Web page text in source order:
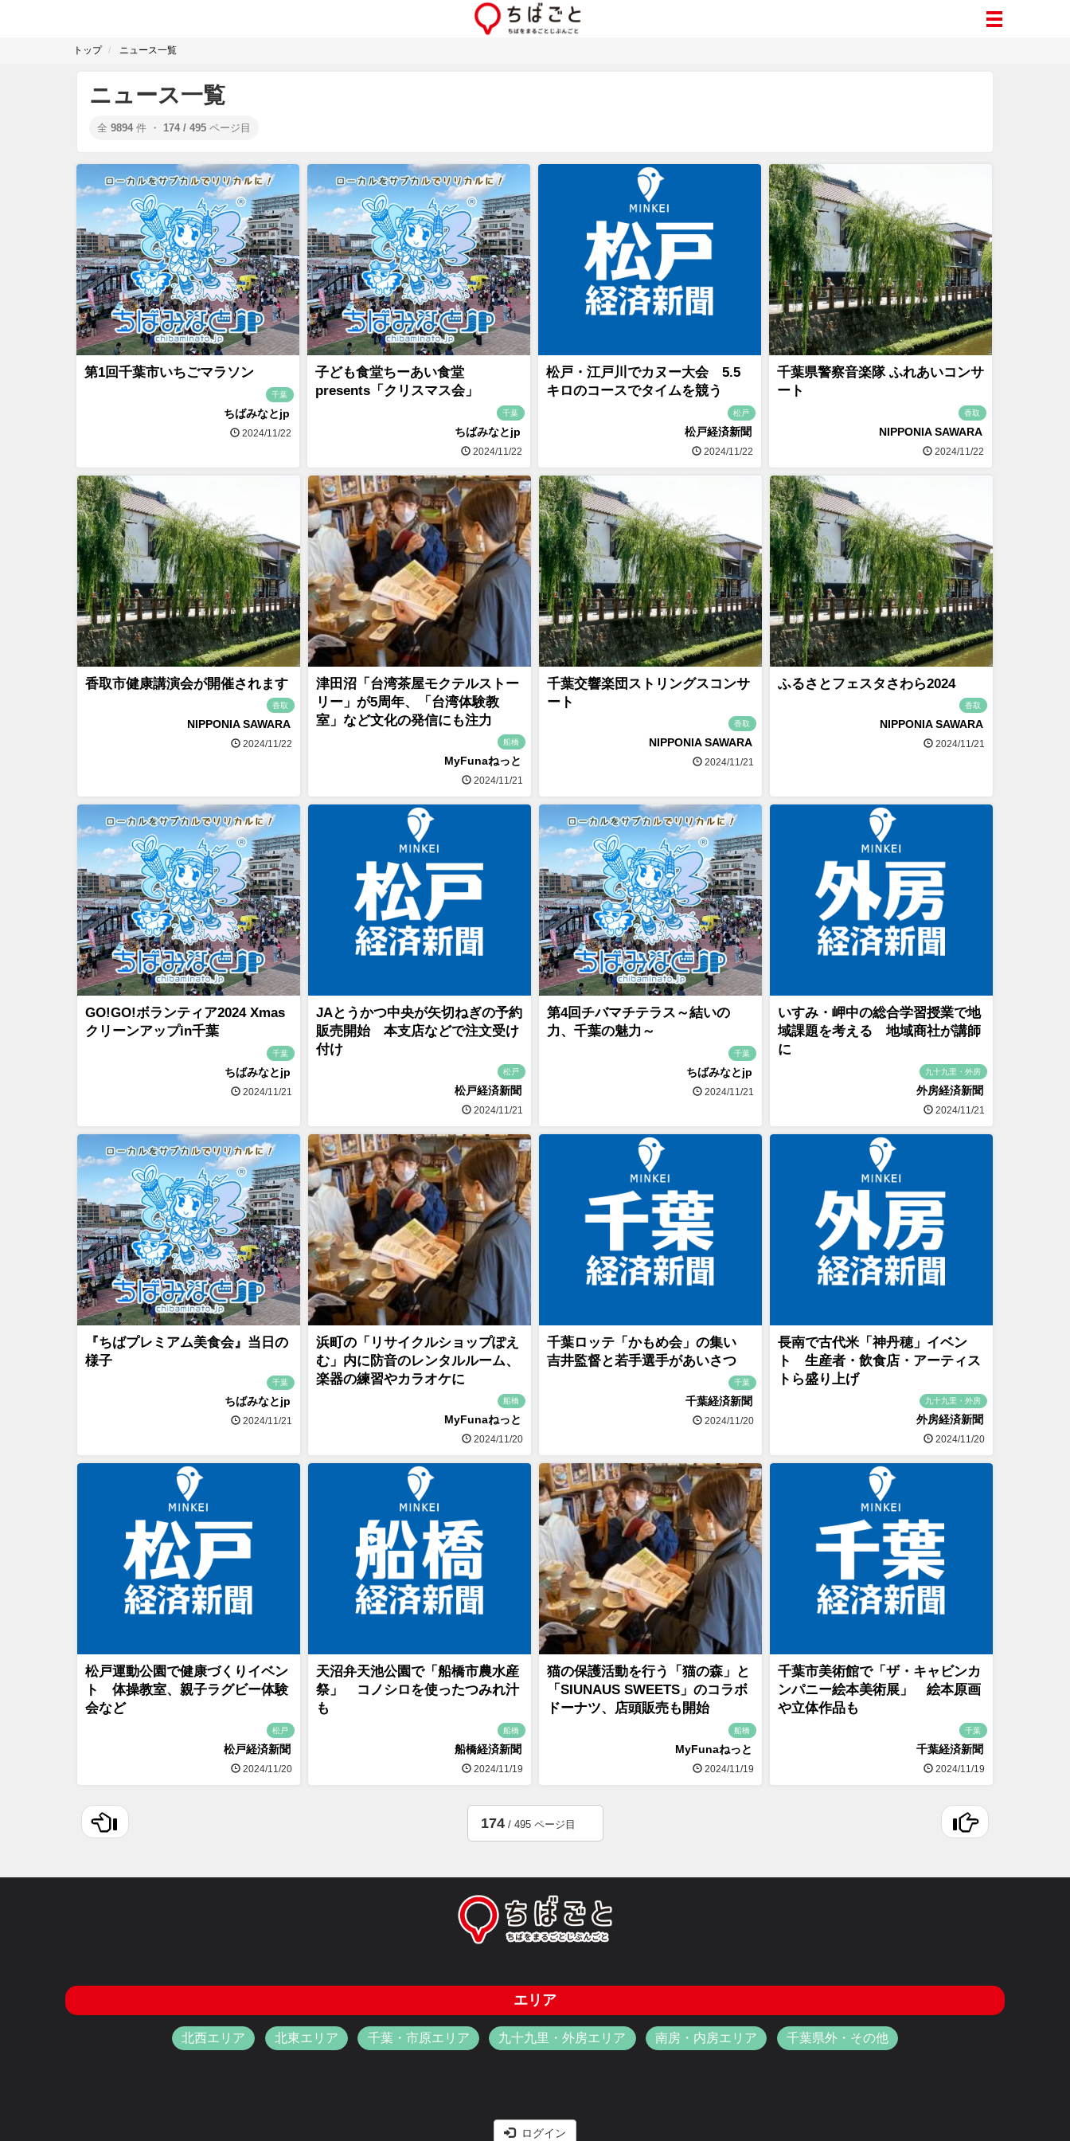
トップ ニュース一覧
ニュース一覧
全 9894 件 ・ 174 / 495 ページ目
第1回千葉市いちごマラソン
千葉
ちばみなとjp
2024/11/22
子ども食堂ちーあい食堂
presents「クリスマス会」
千葉
ちばみなとjp
2024/11/22
松戸・江戸川でカヌー大会 5.5
キロのコースでタイムを競う
松戸
松戸経済新聞
2024/11/22
千葉県警察音楽隊 ふれあいコンサ
ート
香取
NIPPONIA SAWARA
2024/11/22
香取市健康講演会が開催されます
香取
NIPPONIA SAWARA
2024/11/22
津田沼「台湾茶屋モクテルストー
リー」が5周年、「台湾体験教
室」など文化の発信にも注力
船橋
MyFunaねっと
2024/11/21
千葉交響楽団ストリングスコンサ
ート
香取
NIPPONIA SAWARA
2024/11/21
ふるさとフェスタさわら2024
香取
NIPPONIA SAWARA
2024/11/21
GO!GO!ボランティア2024 Xmas
クリーンアップin千葉
千葉
ちばみなとjp
2024/11/21
JAとうかつ中央が矢切ねぎの予約
販売開始 本支店などで注文受け
付け
松戸
松戸経済新聞
2024/11/21
第4回チバマチテラス～結いの
力、千葉の魅力～
千葉
ちばみなとjp
2024/11/21
いすみ・岬中の総合学習授業で地
域課題を考える 地域商社が講師
に
九十九里・外房
外房経済新聞
2024/11/21
『ちばプレミアム美食会』当日の
様子
千葉
ちばみなとjp
2024/11/21
浜町の「リサイクルショップぽえ
む」内に防音のレンタルルーム、
楽器の練習やカラオケに
船橋
MyFunaねっと
2024/11/20
千葉ロッテ「かもめ会」の集い
吉井監督と若手選手があいさつ
千葉
千葉経済新聞
2024/11/20
長南で古代米「神丹穂」イベン
ト 生産者・飲食店・アーティス
トら盛り上げ
九十九里・外房
外房経済新聞
2024/11/20
松戸運動公園で健康づくりイベン
ト 体操教室、親子ラグビー体験
会など
松戸
松戸経済新聞
2024/11/20
天沼弁天池公園で「船橋市農水産
祭」 コノシロを使ったつみれ汁
も
船橋
船橋経済新聞
2024/11/19
猫の保護活動を行う「猫の森」と
「SIUNAUS SWEETS」のコラボ
ドーナツ、店頭販売も開始
船橋
MyFunaねっと
2024/11/19
千葉市美術館で「ザ・キャビンカ
ンパニー絵本美術展」 絵本原画
や立体作品も
千葉
千葉経済新聞
2024/11/19
174/ 495 ページ目
エリア
北西エリア 北東エリア 千葉・市原エリア 九十九里・外房エリア 南房・内房エリア 千葉県外・その他
ログイン